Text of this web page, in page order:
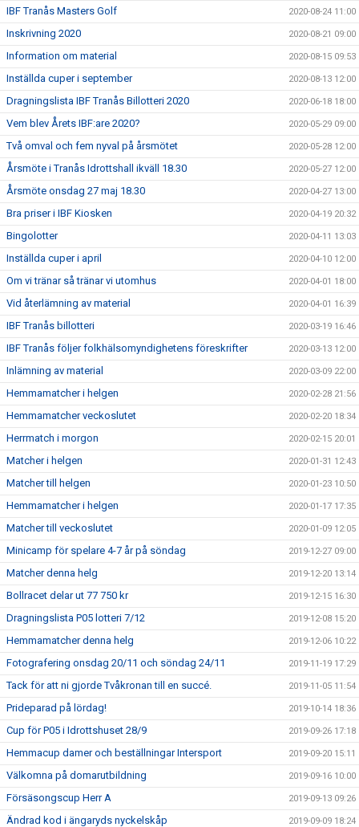
IBF Tranås Masters Golf 2020-08-24 11:00
Inskrivning 2020 2020-08-21 09:00
Information om material 2020-08-15 09:53
Inställda cuper i september 2020-08-13 12:00
Dragningslista IBF Tranås Billotteri 2020 2020-06-18 18:00
Vem blev Årets IBF:are 2020? 2020-05-29 09:00
Två omval och fem nyval på årsmötet 2020-05-28 12:00
Årsmöte i Tranås Idrottshall ikväll 18.30 2020-05-27 12:00
Årsmöte onsdag 27 maj 18.30 2020-04-27 13:00
Bra priser i IBF Kiosken 2020-04-19 20:32
Bingolotter 2020-04-11 13:03
Inställda cuper i april 2020-04-10 12:00
Om vi tränar så tränar vi utomhus 2020-04-01 18:00
Vid återlämning av material 2020-04-01 16:39
IBF Tranås billotteri 2020-03-19 16:46
IBF Tranås följer folkhälsomyndighetens föreskrifter 2020-03-13 12:00
Inlämning av material 2020-03-09 22:00
Hemmamatcher i helgen 2020-02-28 21:56
Hemmamatcher veckoslutet 2020-02-20 18:34
Herrmatch i morgon 2020-02-15 20:01
Matcher i helgen 2020-01-31 12:43
Matcher till helgen 2020-01-23 10:50
Hemmamatcher i helgen 2020-01-17 17:35
Matcher till veckoslutet 2020-01-09 12:05
Minicamp för spelare 4-7 år på söndag 2019-12-27 09:00
Matcher denna helg 2019-12-20 13:14
Bollracet delar ut 77 750 kr 2019-12-15 16:30
Dragningslista P05 lotteri 7/12 2019-12-08 15:20
Hemmamatcher denna helg 2019-12-06 10:22
Fotografering onsdag 20/11 och söndag 24/11 2019-11-19 17:29
Tack för att ni gjorde Tvåkronan till en succé. 2019-11-05 11:54
Prideparad på lördag! 2019-10-14 18:36
Cup för P05 i Idrottshuset 28/9 2019-09-26 17:18
Hemmacup damer och beställningar Intersport 2019-09-20 15:11
Välkomna på domarutbildning 2019-09-16 10:00
Försäsongscup Herr A 2019-09-13 09:26
Ändrad kod i ängaryds nyckelskåp 2019-09-09 18:24